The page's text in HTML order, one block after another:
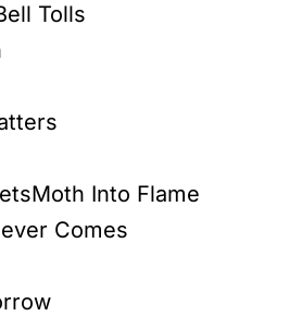
Tolls
Into Flame
Comes